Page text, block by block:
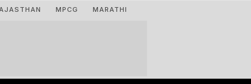
MPCG MARATHI